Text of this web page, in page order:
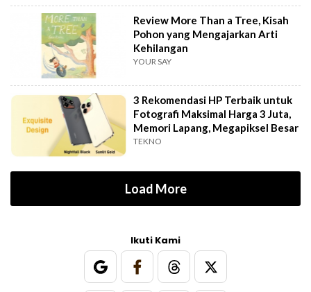
Review More Than a Tree, Kisah
Pohon yang Mengajarkan Arti
Kehilangan
YOUR SAY
3 Rekomendasi HP Terbaik untuk
Fotografi Maksimal Harga 3 Juta,
Memori Lapang, Megapiksel Besar
TEKNO
Load More
Ikuti Kami